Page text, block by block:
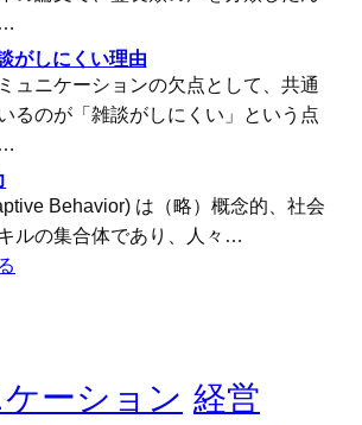
がしにくい理由
ュニケーションの欠点として、共通
るのが「雑談がしにくい」という点
Behavior) は（略）概念的、社会
ルの集合体であり、人々…
ーション 経営